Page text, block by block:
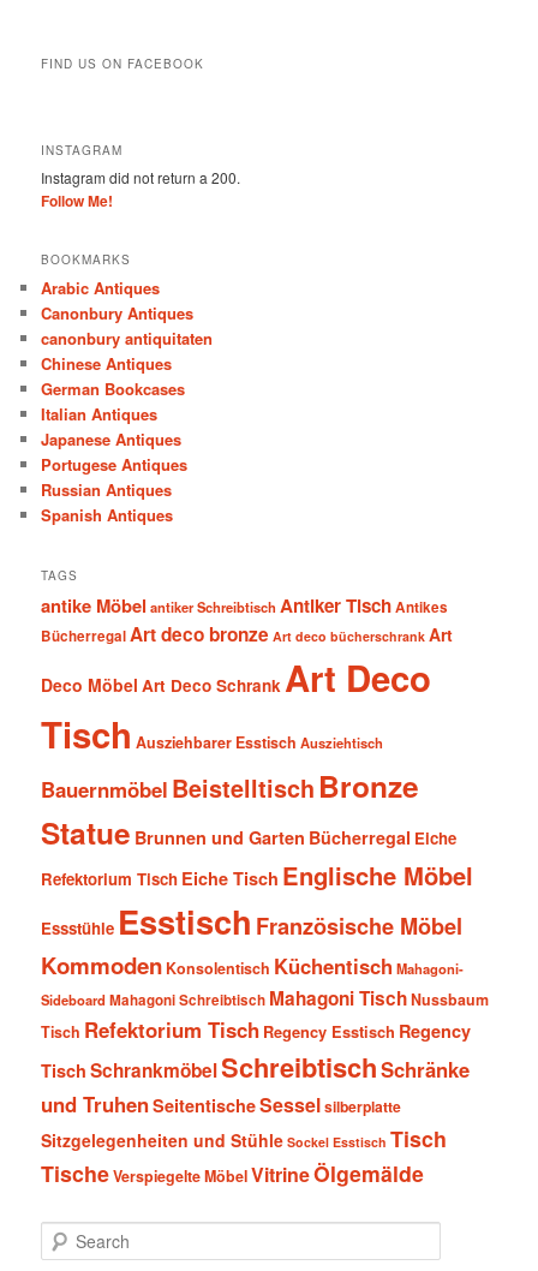
FIND US ON FACEBOOK
INSTAGRAM
Instagram did not return a 200.
Follow Me!
BOOKMARKS
Arabic Antiques
Canonbury Antiques
canonbury antiquitaten
Chinese Antiques
German Bookcases
Italian Antiques
Japanese Antiques
Portugese Antiques
Russian Antiques
Spanish Antiques
TAGS
antike Möbel antiker Schreibtisch Antiker TischAntikes
BücherregalArt deco bronze Art deco bücherschrank Art
Deco Möbel Art Deco Schrank Art Deco
Tisch Ausziehbarer Esstisch Ausziehtisch
Bauernmöbel Beistelltisch Bronze
Statue Brunnen und Garten Bücherregal Eiche
Refektorium Tisch Eiche Tisch Englische Möbel
Essstühle Esstisch Französische Möbel
Kommoden Konsolentisch Küchentisch Mahagoni-
SideboardMahagoni Schreibtisch Mahagoni TischNussbaum
Tisch Refektorium Tisch Regency Esstisch Regency
Tisch SchrankmöbelSchreibtischSchränke
und TruhenSeitentischeSesselsilberplatte
Sitzgelegenheiten und Stühle Sockel Esstisch Tisch
TischeVerspiegelte MöbelVitrineÖlgemälde
e